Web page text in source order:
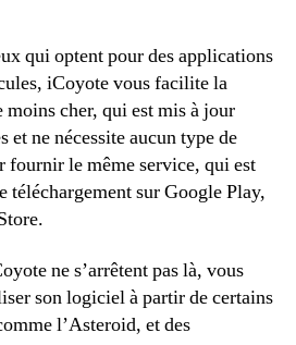
qui optent pour des applications
iCoyote vous facilite la
moins cher, qui est mis à jour
et ne nécessite aucun type de
fournir le même service, qui est
téléchargement sur Google Play,
ne s’arrêtent pas là, vous
son logiciel à partir de certains
l’Asteroid, et des